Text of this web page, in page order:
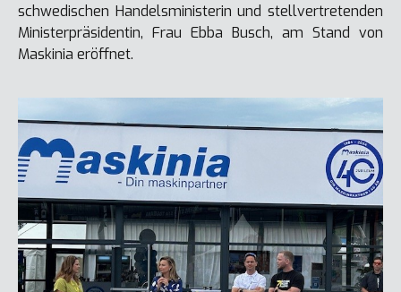
schwedischen Handelsministerin und stellvertretenden
Ministerpräsidentin, Frau Ebba Busch, am Stand von
Maskinia eröffnet.